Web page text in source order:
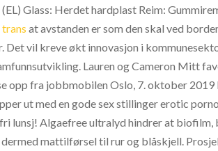
Glass: Herdet hardplast Reim:
at avstanden er som den skal ved
vil kreve økt innovasjon i
Lauren og Cameron Mitt
opp fra jobbmobilen Oslo, 7. oktober
ut med en gode sex stillinger erotic
lunsj! Algaefree ultralyd hindrer at
dermed mattilførsel til rur og blåskjell.